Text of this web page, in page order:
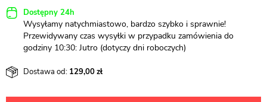
Dostępny 24h
Wysyłamy natychmiastowo, bardzo szybko i sprawnie!
Przewidywany czas wysyłki w przypadku zamówienia do
godziny 10:30: Jutro (dotyczy dni roboczych)
Dostawa od: 129,00